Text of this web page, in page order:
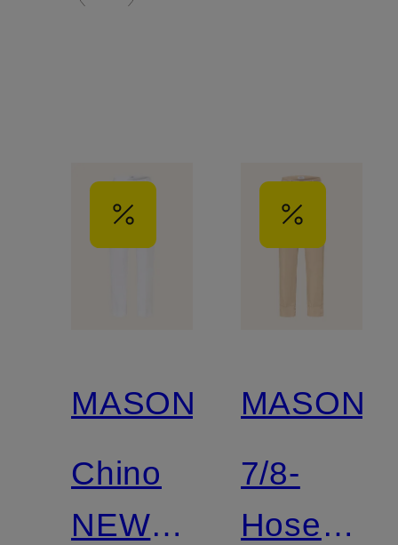
MASON'S
Chino
NEW
MASON'S
7/8-
Hose